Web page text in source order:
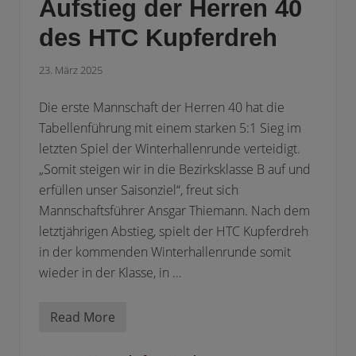
Aufstieg der Herren 40
des HTC Kupferdreh
23. März 2025
Die erste Mannschaft der Herren 40 hat die
Tabellenführung mit einem starken 5:1 Sieg im
letzten Spiel der Winterhallenrunde verteidigt.
„Somit steigen wir in die Bezirksklasse B auf und
erfüllen unser Saisonziel“, freut sich
Mannschaftsführer Ansgar Thiemann. Nach dem
letztjährigen Abstieg, spielt der HTC Kupferdreh
in der kommenden Winterhallenrunde somit
wieder in der Klasse, in …
A
Read More